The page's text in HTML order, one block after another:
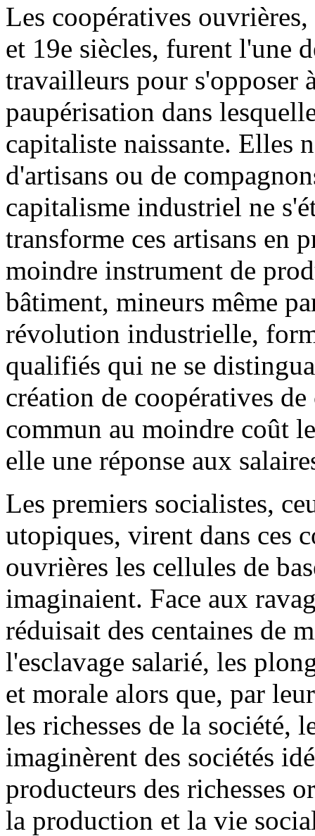
Les coopératives
et 19e siècles, furent l'une
travailleurs pour s'opposer
paupérisation dans
capitaliste naissante. Elles
d'artisans ou de
capitalisme industriel ne
transforme ces artisans en
moindre instrument de
bâtiment, mineurs même
révolution industrielle,
qualifiés qui ne se
création de coopératives
commun au moindre coût
elle une réponse aux
Les premiers socialistes,
utopiques, virent dans ces
ouvrières les cellules de
imaginaient. Face aux
réduisait des centaines de
l'esclavage salarié, les
et morale alors que, par
les richesses de la société,
imaginèrent des sociétés
producteurs des richesses
la production et la vie